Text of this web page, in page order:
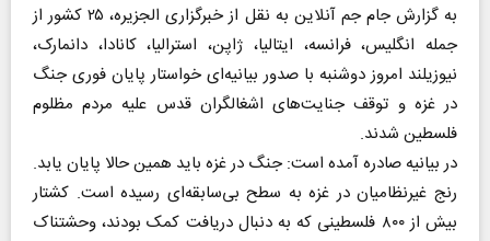
به گزارش جام جم آنلاین به نقل از خبرگزاری الجزیره، ۲۵ کشور از
جمله انگلیس، فرانسه، ایتالیا، ژاپن، استرالیا، کانادا، دانمارک،
نیوزیلند امروز دوشنبه با صدور بیانیه‌ای خواستار پایان فوری جنگ
در غزه و توقف جنایت‌های اشغالگران قدس علیه مردم مظلوم
فلسطین شدند.
در بیانیه صادره آمده است: جنگ در غزه باید همین حالا پایان یابد.
رنج غیرنظامیان در غزه به سطح بی‌سابقه‌ای رسیده است. کشتار
بیش از ۸۰۰ فلسطینی که به دنبال دریافت کمک بودند، وحشتناک